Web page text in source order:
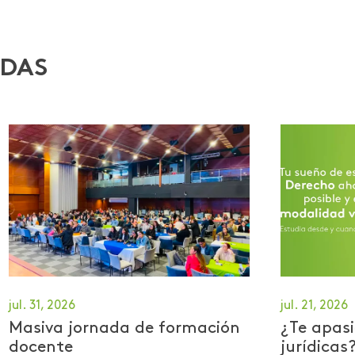
jul. 31, 2026
Masiva jornada de formación
docente
jul. 21, 2026
¿Te